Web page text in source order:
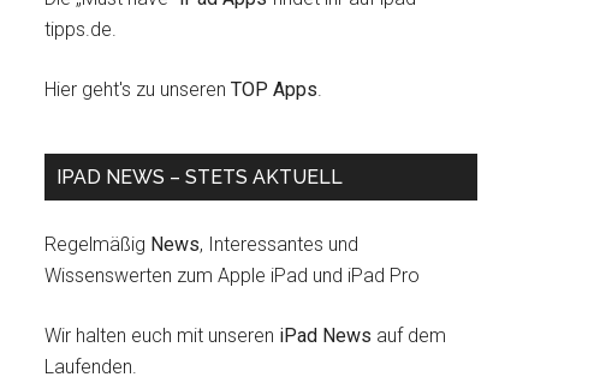
tipps.de.
Hier geht's zu unseren TOP Apps.
IPAD NEWS – STETS AKTUELL
Regelmäßig News, Interessantes und
Wissenswerten zum Apple iPad und iPad Pro
Wir halten euch mit unseren iPad News auf dem
Laufenden.